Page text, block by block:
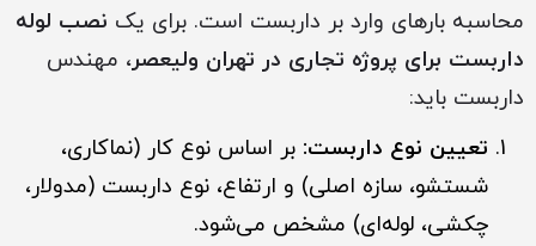
محاسبه بارهای وارد بر داربست است. برای یک نصب لوله
داربست برای پروژه‌ تجاری در تهران ولیعصر، مهندس
داربست باید:
تعیین نوع داربست: بر اساس نوع کار (نماکاری،
شستشو، سازه اصلی) و ارتفاع، نوع داربست (مدولار،
چکشی، لوله‌ای) مشخص می‌شود.